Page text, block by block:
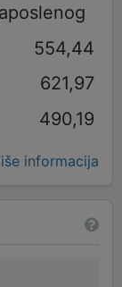
554,44
621,97
490,19
informacija